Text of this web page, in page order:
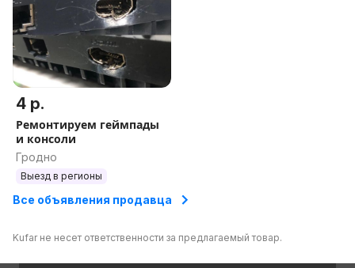
4 р.
Ремонтируем геймпады
и консоли
Гродно
Выезд в регионы
Все объявления продавца
Kufar не несет ответственности за предлагаемый товар.